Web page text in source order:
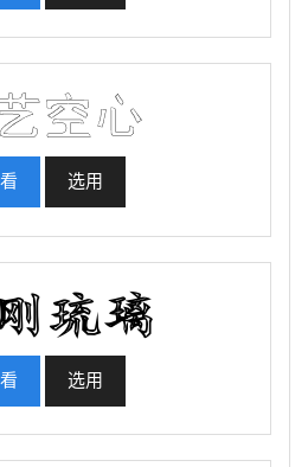
选用
选用